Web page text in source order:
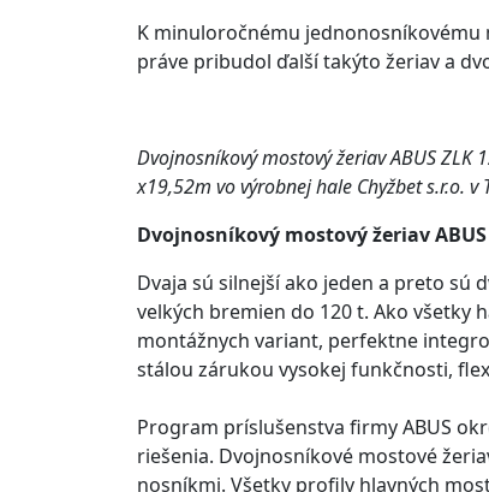
K minuloročnému jednonosníkovému
práve pribudol ďalší takýto žeriav a
Dvojnosníkový mostový žeriav ABUS
x19,52m vo výrobnej hale Chyžbet s.r.o. v
Dvojnosníkový mostový žeriav ABUS
Dvaja sú silnejší ako jeden a preto sú
velkých bremien do 120 t. Ako všetky
montážnych variant, perfektne
stálou zárukou vysokej funkčnosti,
Program príslušenstva firmy ABUS
riešenia. Dvojnosníkové mostové
nosníkmi. Všetky profily hlavných